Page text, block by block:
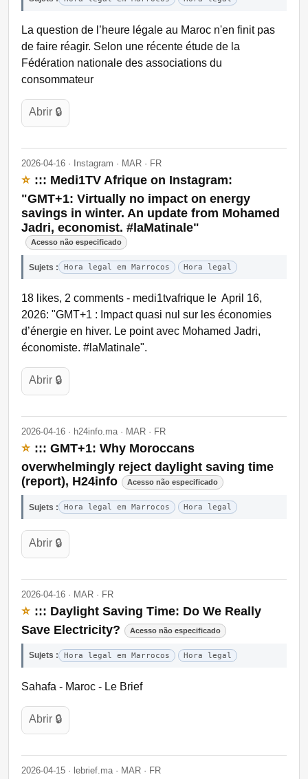
La question de l’heure légale au Maroc n'en finit pas
de faire réagir. Selon une récente étude de la
Fédération nationale des associations du
consommateur
Abrir 🔒
2026-04-16 · Instagram · MAR · FR
⭐ ::: Medi1TV Afrique on Instagram:
"GMT+1: Virtually no impact on energy
savings in winter. An update from Mohamed
Jadri, economist. #laMatinale"
Acesso não especificado
Sujets : Hora legal em Marrocos Hora legal
18 likes, 2 comments - medi1tvafrique le April 16,
2026: "GMT+1 : Impact quasi nul sur les économies
d’énergie en hiver. Le point avec Mohamed Jadri,
économiste. #laMatinale".
Abrir 🔒
2026-04-16 · h24info.ma · MAR · FR
⭐ ::: GMT+1: Why Moroccans
overwhelmingly reject daylight saving time
(report), H24info
Acesso não especificado
Sujets : Hora legal em Marrocos Hora legal
Abrir 🔒
2026-04-16 · MAR · FR
⭐ ::: Daylight Saving Time: Do We Really
Save Electricity?
Acesso não especificado
Sujets : Hora legal em Marrocos Hora legal
Sahafa - Maroc - Le Brief
Abrir 🔒
2026-04-15 · lebrief.ma · MAR · FR